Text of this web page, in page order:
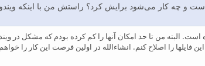
)اوبونتو ۹.۱۰ و تک‌لایو ۲۰۰۹) مشکل از کجاست و چه کار می‌شود برایش کرد؟ راستش
البته من تا حد امکان آنها را کم کرده بودم که مشکل در
را اصلاح کنم. انشاءالله در اولین فرصت این کار را